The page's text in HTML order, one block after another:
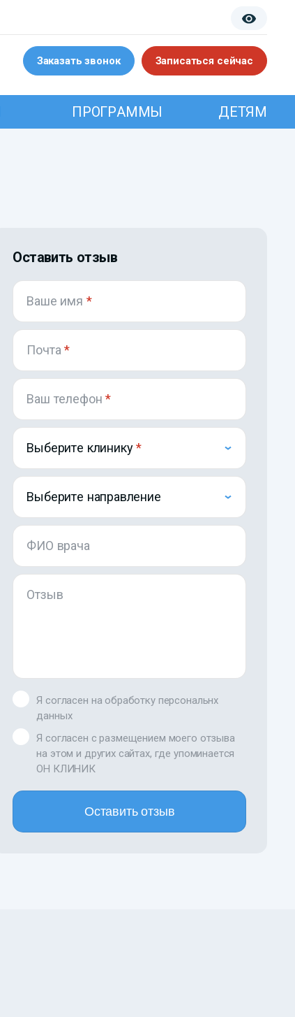
Заказать звонок Записаться сейчас
ПРОГРАММЫ ДЕТЯМ
Оставить отзыв
Ваше имя *
Почта*
Ваш телефон*
Выберите клинику
Выберите направление
ФИО врача
Отзыв
Я согласен на обработку персональнх
данных
Я согласен с размещением моего отзыва
на этом и других сайтах, где упоминается
ОН КЛИНИК
Оставить отзыв